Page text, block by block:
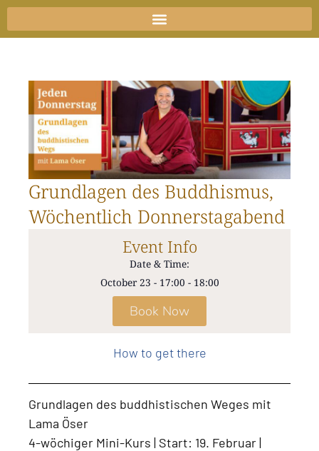
Skip
to
Grundlagen des Buddhismus,
Wöchentlich Donnerstagabend
Event Info
Date & Time:
October 23 - 17:00 - 18:00
Book Now
How to get there
Grundlagen des buddhistischen Weges mit
Lama Öser
4-wöchiger Mini-Kurs | Start: 19. Februar |